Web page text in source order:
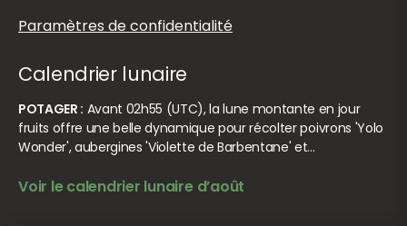
Paramètres de confidentialité
Calendrier lunaire
POTAGER : Avant 02h55 (UTC), la lune montante en jour
fruits offre une belle dynamique pour récolter poivrons 'Yolo
Wonder', aubergines 'Violette de Barbentane' et…
Voir le calendrier lunaire d’août